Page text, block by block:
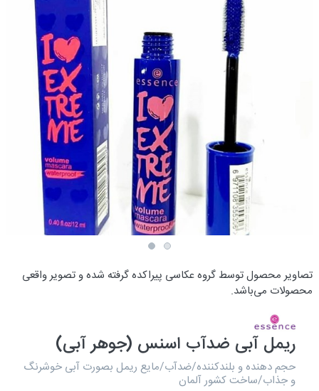
تصاویر محصول توسط گروه عکاسی پیراکده گرفته شده و تصویر واقعی
محصولات می‌باشد.
ریمل آبی ضدآب اسنس (جوهر آبی)
حجم دهنده و بلندکننده/ضدآب/مایع ریمل بصورت آبی خوشرنگ
و جذاب/ساخت کشور آلمان